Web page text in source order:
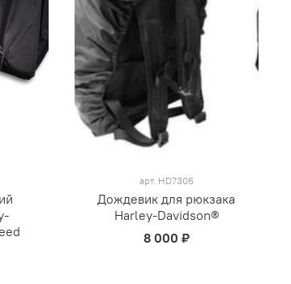
арт. HD7306
Дождевик для рюкзака
Harley-Davidson®
8 000 ₽